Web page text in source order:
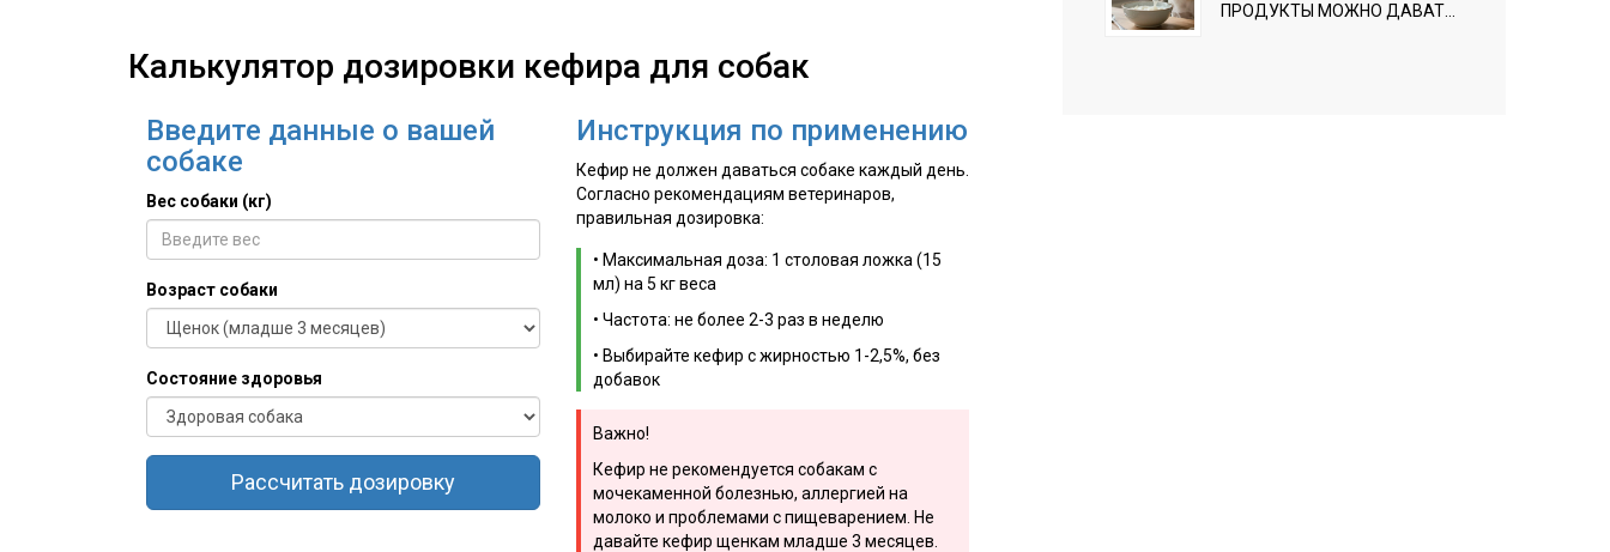
Калькулятор дозировки кефира для собак
Введите данные о вашей
собаке
Вес собаки (кг)
Возраст собаки
Состояние здоровья
Рассчитать дозировку
Инструкция по применению
Кефир не должен даваться собаке каждый день.
Согласно рекомендациям ветеринаров,
правильная дозировка:
• Максимальная доза: 1 столовая ложка (15
мл) на 5 кг веса
• Частота: не более 2-3 раз в неделю
• Выбирайте кефир с жирностью 1-2,5%, без
добавок
Важно!
Кефир не рекомендуется собакам с
мочекаменной болезнью, аллергией на
молоко и проблемами с пищеварением. Не
давайте кефир щенкам младше 3 месяцев.
ПРОДУКТЫ МОЖНО ДАВАТЬ